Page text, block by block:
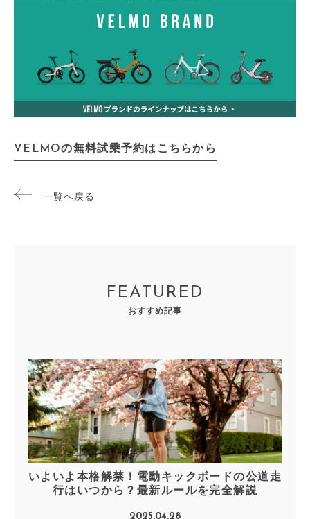
VELMOの無料試乗予約はこちらから
一覧へ戻る
FEATURED
おすすめ記事
いよいよ本格解禁！電動キックボードの公道走
行はいつから？最新ルールを完全解説
2025.04.28